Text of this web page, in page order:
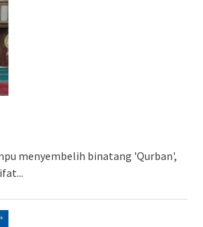
menyembelih binatang 'Qurban',